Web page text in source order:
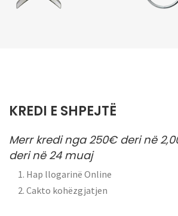
KREDI E SHPEJTË
Merr kredi nga 250€ deri në
deri në 24 muaj
1. Hap llogarinë Online
2. Cakto kohëzgjatjen